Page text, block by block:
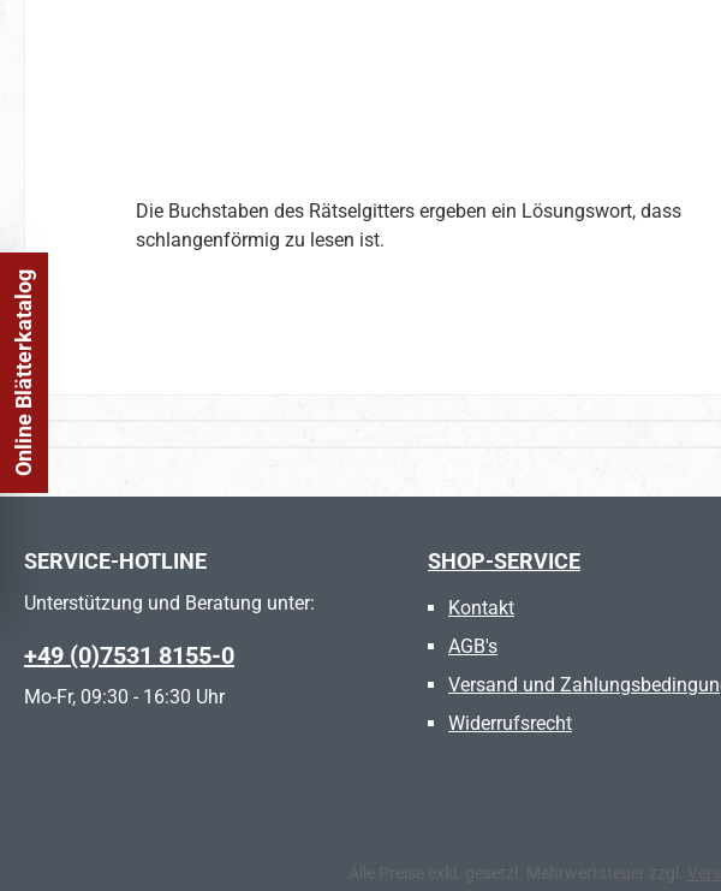
Die Buchstaben des Rätselgitters ergeben ein Lösungswort, dass
schlangenförmig zu lesen ist.
SERVICE-HOTLINE
Unterstützung und Beratung unter:
+49 (0)7531 8155-0
Mo-Fr, 09:30 - 16:30 Uhr
SHOP-SERVICE
Kontakt
AGB's
Versand und
Widerrufsrecht
Alle Preise exkl. gesetzl. Mehrwertsteuer zzgl.
Online Blätterkatalog